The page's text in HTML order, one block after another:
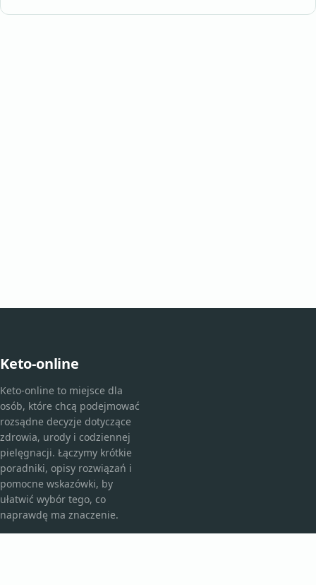
Keto-online
Keto-online to miejsce dla
osób, które chcą podejmować
rozsądne decyzje dotyczące
zdrowia, urody i codziennej
pielęgnacji. Łączymy krótkie
poradniki, opisy rozwiązań i
pomocne wskazówki, by
ułatwić wybór tego, co
naprawdę ma znaczenie.